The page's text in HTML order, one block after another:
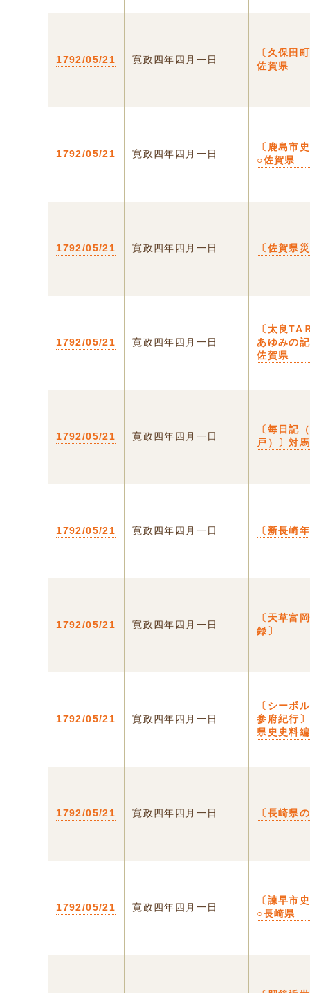
1792/05/21 寛政四年四月一日
〔久保田
佐賀県
1792/05/21 寛政四年四月一日
〔鹿島市
○佐賀県
1792/05/21 寛政四年四月一日 〔佐賀県
1792/05/21 寛政四年四月一日
〔太良TA
あゆみの
佐賀県
1792/05/21 寛政四年四月一日
〔毎日記
戸）〕対
1792/05/21 寛政四年四月一日 〔新長崎
1792/05/21 寛政四年四月一日
〔天草富
録〕
1792/05/21 寛政四年四月一日
〔シーボ
参府紀行
県史史料
1792/05/21 寛政四年四月一日 〔長崎県
1792/05/21 寛政四年四月一日
〔諫早市
○長崎県